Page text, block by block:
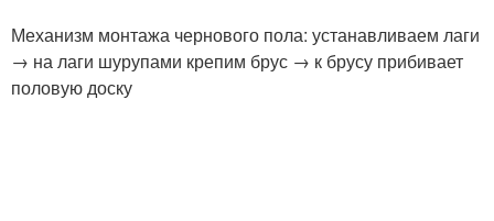
Механизм монтажа чернового пола: устанавливаем лаги
→ на лаги шурупами крепим брус → к брусу прибивает
половую доску